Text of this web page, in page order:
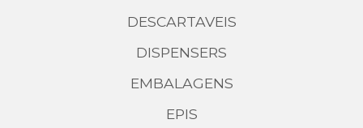
DESCARTAVEIS
DISPENSERS
EMBALAGENS
EPIS